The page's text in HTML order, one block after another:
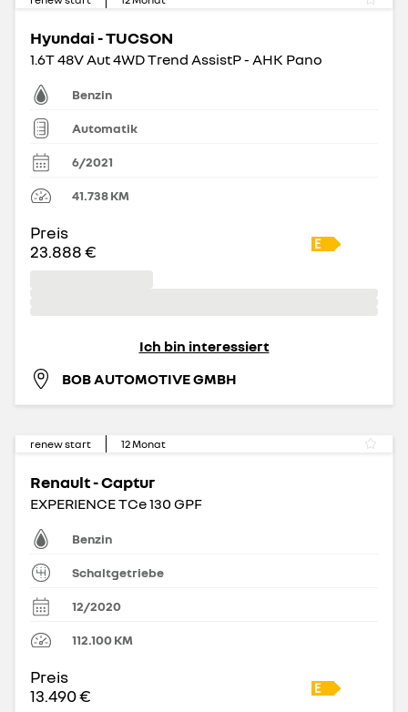
Hyundai - TUCSON
1.6T 48V Aut 4WD Trend AssistP - AHK Pano
Benzin
Automatik
6/2021
41.738KM
Preis
23.888 €
Ich bin interessiert
BOB AUTOMOTIVE GMBH
renew start 12Monat
Renault - Captur
EXPERIENCE TCe 130 GPF
Benzin
Schaltgetriebe
12/2020
112.100KM
Preis
13.490 €